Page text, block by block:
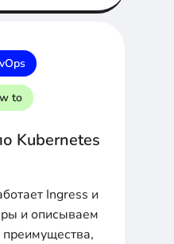
to
Kubernetes
Ingress и
и описываем